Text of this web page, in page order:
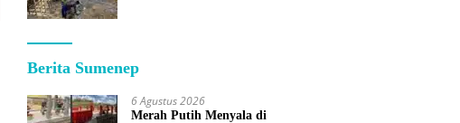
Berita Sumenep
6 Agustus 2026
Merah Putih Menyala di